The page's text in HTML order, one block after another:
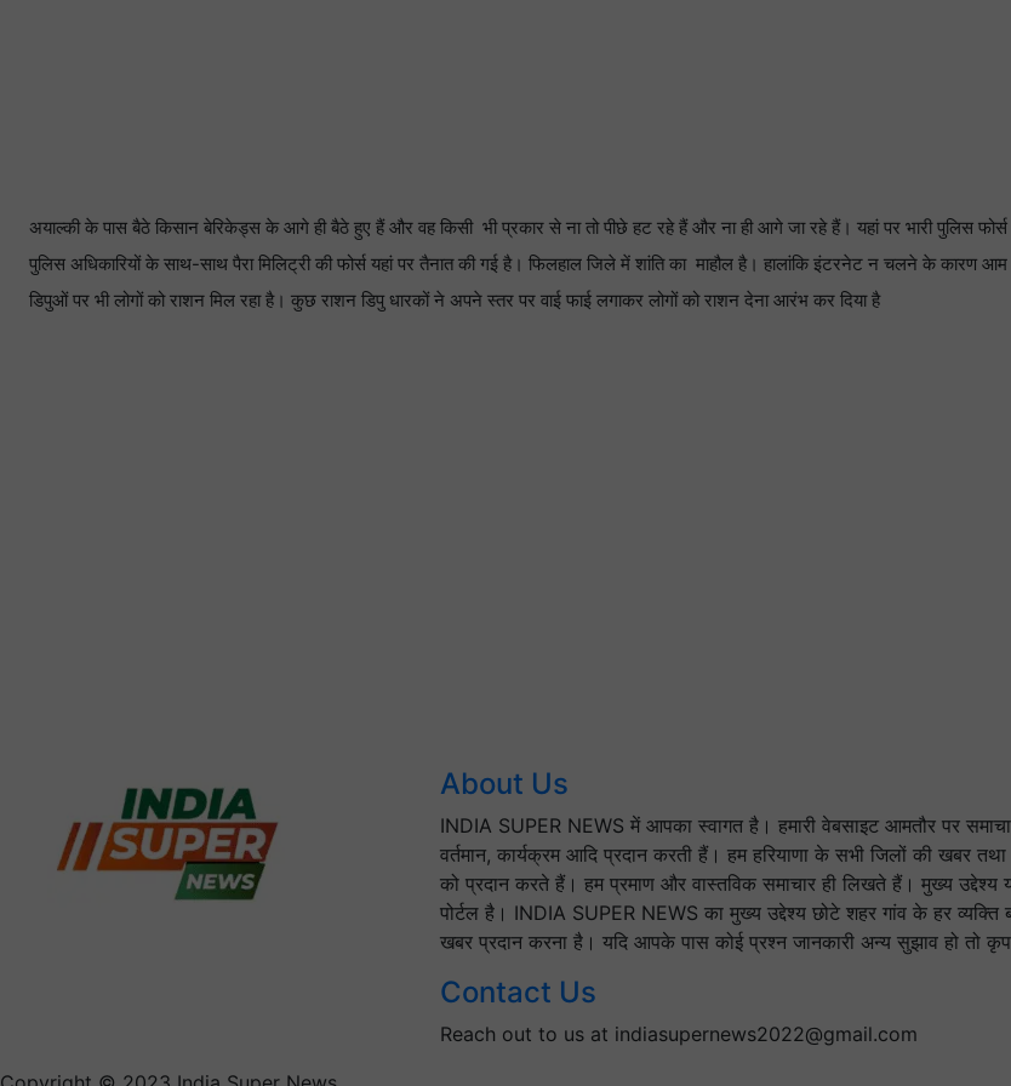
अयाल्की के पास बैठे किसान बेरिकेड्स के आगे ही बैठे हुए हैं और वह किसी भी प्रकार से ना तो पीछे हट रहे हैं और ना ही आगे जा रहे हैं। यहां पर भारी पुलिस फोर्स
पुलिस अधिकारियों के साथ-साथ पैरा मिलिट्री की फोर्स यहां पर तैनात की गई है। फिलहाल जिले में शांति का माहौल है। हालांकि इंटरनेट न चलने के कारण
डिपुओं पर भी लोगों को राशन मिल रहा है। कुछ राशन डिपु धारकों ने अपने स्तर पर वाई फाई लगाकर लोगों को राशन देना आरंभ कर दिया है
About Us
INDIA SUPER NEWS में आपका स्वागत है। हमारी वेबसाइट आमतौर पर
वर्तमान, कार्यक्रम आदि प्रदान करती हैं। हम हरियाणा के सभी जिलों की खबर तथा
को प्रदान करते हैं। हम प्रमाण और वास्तविक समाचार ही लिखते हैं। मुख्य उद्देश्य
पोर्टल है। INDIA SUPER NEWS का मुख्य उद्देश्य छोटे शहर गांव के हर व्यक्ति
खबर प्रदान करना है। यदि आपके पास कोई प्रश्न जानकारी अन्य सुझाव हो तो
Contact Us
Reach out to us at indiasupernews2022@gmail.com